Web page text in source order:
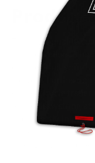
This high-quality
bicycle trailers.
ensures that your
storage.
of the bicycle
to the drawstring
stays neatly in
trailer, you can still